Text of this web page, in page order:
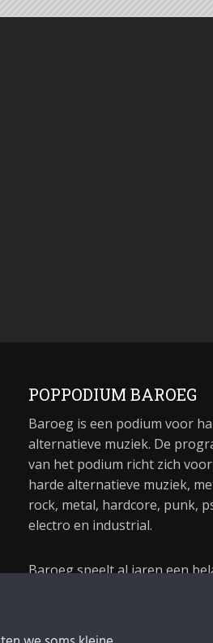
POPPODIUM BAROEG
Baroeg is een podium voor
alternatieve muziek. De
van het podium richt zich
harde alternatieve muziek,
rock, metal, hardcore, punk,
electro en industrial.
Baroeg speelt al jaren een